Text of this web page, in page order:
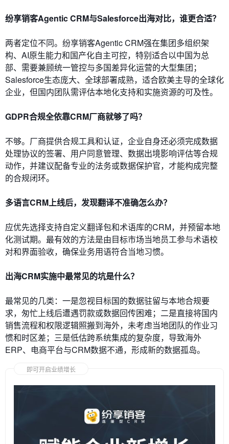
纷享销客Agentic CRM与Salesforce出海对比，谁更合适？
两者定位不同。纷享销客Agentic CRM强在集团多组织架
构、AI原生能力和国产化自主可控，特别适合以中国为总
部、需要兼顾统一管控与多国差异化运营的大型集团；
Salesforce生态庞大、全球部署成熟，适合欧美主导的全球化
企业，但国内团队需评估本地化支持和实施资源的可及性。
GDPR合规全依靠CRM厂商就够了吗？
不够。厂商提供合规工具和认证，企业自身还必须完成数据
处理协议的签署、用户同意管理、数据出境影响评估等合规
动作，并建议配备专业的法务或数据保护官，才能构成完整
的合规闭环。
多语言CRM上线后，发现翻译不准确怎么办？
应优先选择支持自定义翻译包和术语库的CRM，并预留本地
化测试期。最有效的方法是由目标市场当地员工参与术语校
对和界面验收，确保业务用语符合当地习惯。
出海CRM实施中最常见的坑是什么？
最常见的几类：一是忽视目标国的数据驻留与本地合规要
求，匆忙上线后遭遇罚款或数据回传困难；二是直接将国内
销售流程和权限逻辑照搬到海外，未考虑当地团队的作业习
惯和时区差；三是低估跨系统集成的复杂度，导致海外
ERP、电商平台与CRM数据不通，形成新的数据孤岛。
即可开启业绩增长